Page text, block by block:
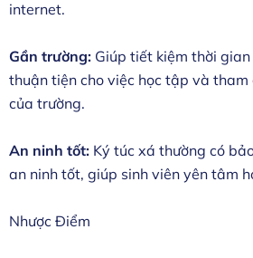
internet.
Gần trường: Giúp tiết kiệm thời
thuận tiện cho việc học tập và
của trường.
An ninh tốt: Ký túc xá thường có
an ninh tốt, giúp sinh viên yên tâm
Nhược Điểm